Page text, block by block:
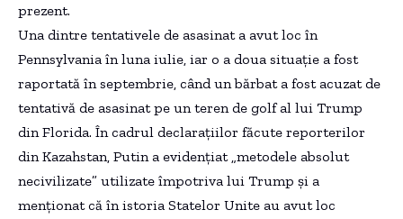
prezent.
Una dintre tentativele de asasinat a avut loc în
Pennsylvania în luna iulie, iar o a doua situație a fost
raportată în septembrie, când un bărbat a fost acuzat de
tentativă de asasinat pe un teren de golf al lui Trump
din Florida. În cadrul declarațiilor făcute reporterilor
din Kazahstan, Putin a evidențiat „metodele absolut
necivilizate” utilizate împotriva lui Trump și a
menționat că în istoria Statelor Unite au avut loc